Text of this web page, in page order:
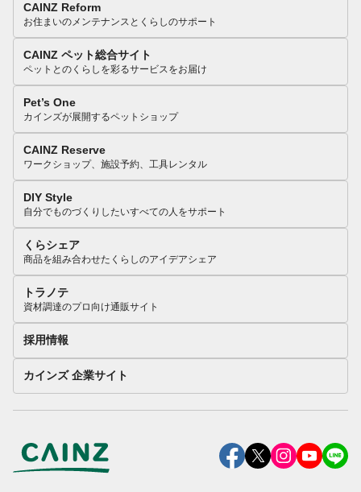
CAINZ Reform
お住まいのメンテナンスとくらしのサポート
CAINZ ペット総合サイト
ペットとのくらしを彩るサービスをお届け
Pet’s One
カインズが展開するペットショップ
CAINZ Reserve
ワークショップ、施設予約、工具レンタル
DIY Style
自分でものづくりしたいすべての人をサポート
くらシェア
商品を組み合わせたくらしのアイデアシェア
トラノテ
資材調達のプロ向け通販サイト
採用情報
カインズ 企業サイト